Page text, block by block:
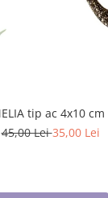
45,00 Lei35,00 Lei